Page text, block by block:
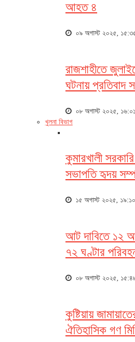
আহত ৪
০৯ অগাস্ট ২০২৫,
রাজশাহীতে
ঘটনায় প্রতিবাদ
০৮ অগাস্ট ২০২৫, ১৬:০১
খুলনা বিভাগ
কুমারখালী
সভাপতি হৃদয়
১৫ অগাস্ট ২০২৫, ১৯:১০
আট দাবিতে ১২
৭২ ঘণ্টার
০৮ অগাস্ট ২০২৫,
কুষ্টিয়ায়
ঐতিহাসিক গণ